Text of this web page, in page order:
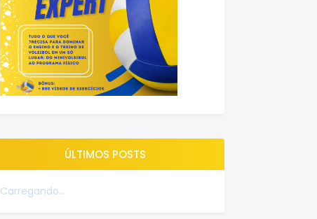
ÚLTIMOS POSTS
Carregando...